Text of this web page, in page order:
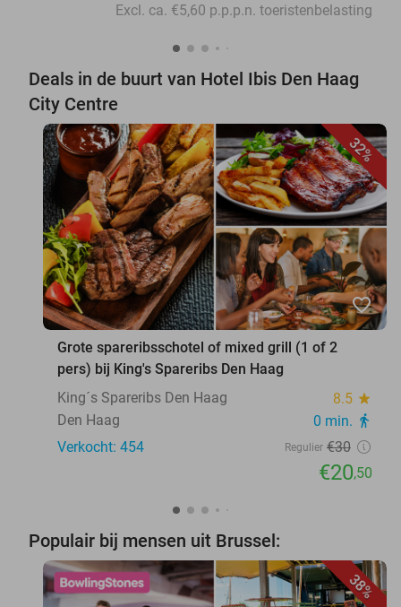
Excl. ca. €5,60 p.p.p.n. toeristenbelasting
Deals in de buurt van Hotel Ibis Den Haag
City Centre
32%
favorite_border
Grote spareribsschotel of mixed grill (1 of 2
pers) bij King's Spareribs Den Haag
King´s Spareribs Den Haag
8.5 star
Den Haag 0 min. directions_walk
Verkocht: 454 Regulier €30
€20,50
Populair bij mensen uit Brussel:
38%